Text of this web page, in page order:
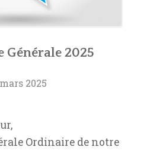
Générale 2025
2025
Ordinaire de notre